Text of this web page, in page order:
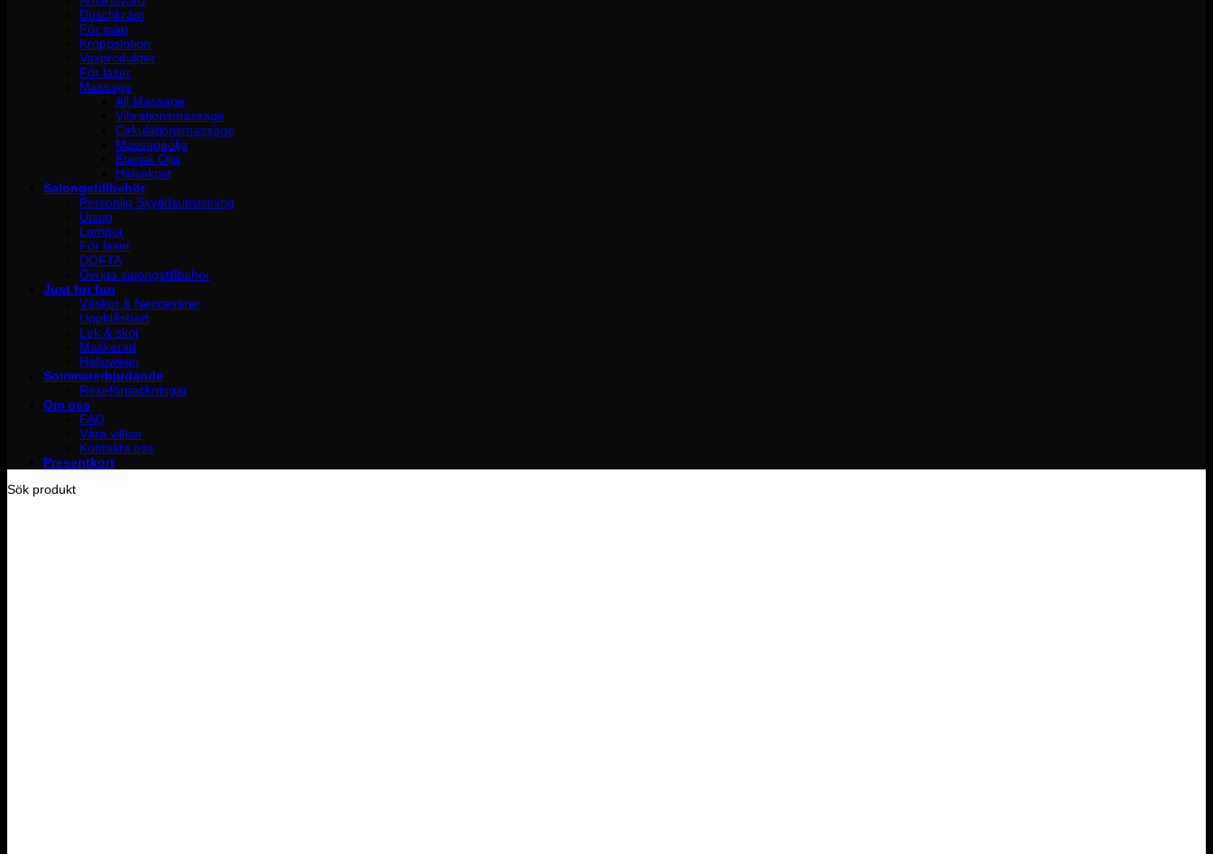
Duschkräm
För män
Kroppslotion
Vaxprodukter
För laser
Massage
All Massage
Vibrationsmassage
Cirkulationsmassage
Massageolja
Eterisk Olja
Hälsokost
Salongstillbehör
Personlig Skyddsutrustning
Utsug
Lampor
För laser
DOFTA
Övriga salongstillbehör
Just for fun
Väskor & Neccesärer
Uppblåsbart
Lek & skoj
Maskerad
Halloween
Sommarerbjudande
Reseförpackningar
Om oss
FAQ
Våra villkor
Kontakta oss
Presentkort
Sök produkt